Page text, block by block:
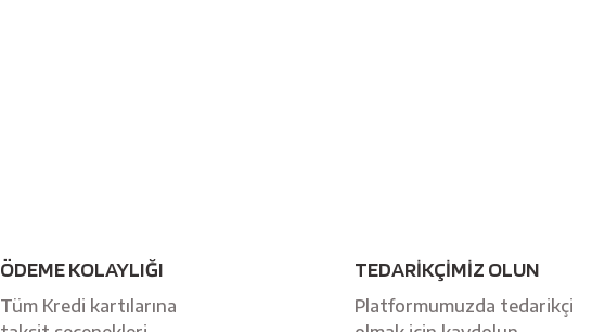
ÖDEME KOLAYLIĞI
Tüm Kredi kartılarına
TEDARİKÇİMİZ OLUN
Platformumuzda tedarikçi